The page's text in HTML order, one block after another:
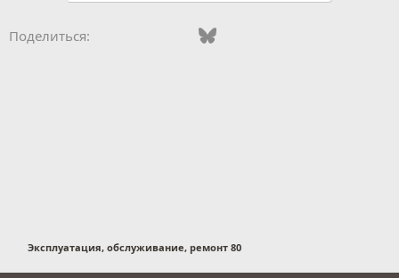
Поделиться: Odnoklassniki
Mail.ruBluesky
Эксплуатация, обслуживание, ремонт 80